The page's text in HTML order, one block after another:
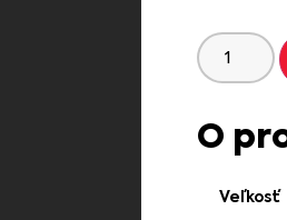
O
Veľkosť